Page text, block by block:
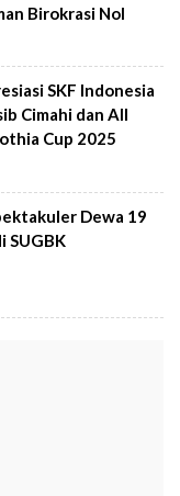
Birokrasi Nol
SKF Indonesia
Cimahi dan All
Cup 2025
Dewa 19
SUGBK